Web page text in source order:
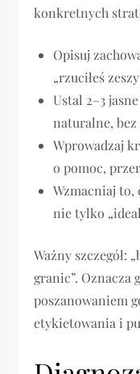
konkretnych
Opisuj
„rzuciłeś
Ustal 2–3
naturalne,
Wprowadzaj
o pomoc,
Wzmacniaj to,
nie tylko
Ważny szczegół:
granic”. Oznacza
poszanowaniem
etykietowania i